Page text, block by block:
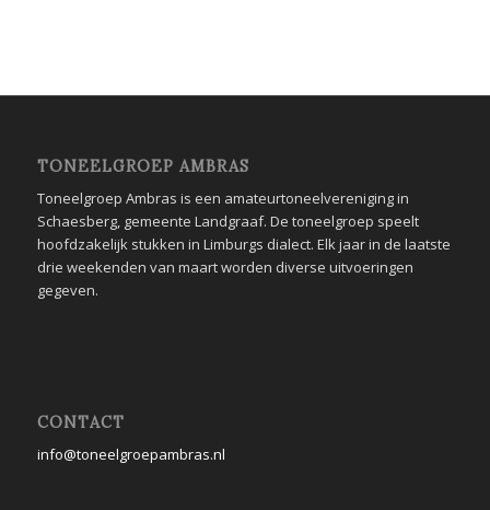
TONEELGROEP AMBRAS
Toneelgroep Ambras is een amateurtoneelvereniging in
Schaesberg, gemeente Landgraaf. De toneelgroep speelt
hoofdzakelijk stukken in Limburgs dialect. Elk jaar in de laatste
drie weekenden van maart worden diverse uitvoeringen
gegeven.
CONTACT
info@toneelgroepambras.nl